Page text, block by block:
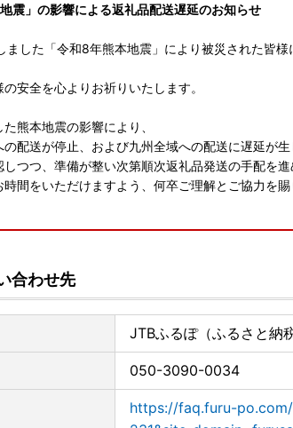
震」の影響による返礼品配送遅延のお知らせ
した「令和8年熊本地震」により被災された皆
安全を心よりお祈りいたします。
熊本地震の影響により、
配送が停止、および九州全域への配送に遅延が生
つつ、準備が整い次第順次返礼品発送の手配を進
間をいただけますよう、何卒ご理解とご協力を
合わせ先
JTBふるぽ（ふるさと納
050-3090-0034
https://faq.furu-